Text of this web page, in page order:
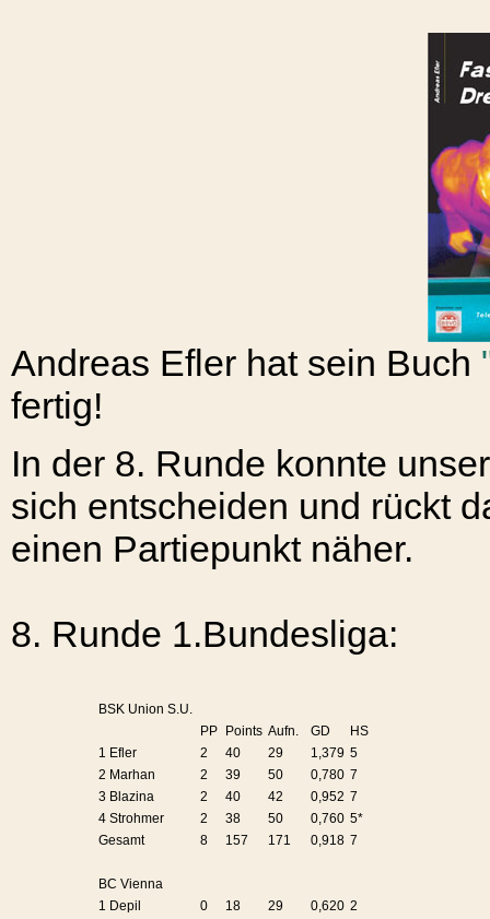
Andreas Efler hat sein Buch
fertig!
In der 8. Runde konnte
sich entscheiden und rückt
einen Partiepunkt näher.
8. Runde 1.Bundesliga:
BSK Union S.U.
PP
Points Aufn. GD
HS
1 Efler
2 40 29 1,379 5
2 Marhan
2 39 50 0,780 7
3 Blazina
2 40 42 0,952 7
4 Strohmer
2 38 50 0,760 5*
Gesamt
8 157 171 0,918 7
BC Vienna
1 Depil
0 18 29 0,620 2